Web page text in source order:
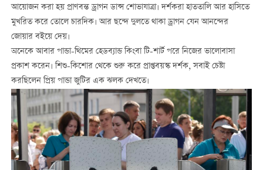
আয়োজন করা হয় প্রাণবন্ত ড্রাগন ডান্স শোভাযাত্রা। দর্শকরা হাততালি আর হাসিতে
মুখরিত করে তোলে চারদিক। আর ছন্দে দুলতে থাকা ড্রাগন যেন আনন্দের
জোয়ার বইয়ে দেয়।
অনেকে আবার পান্ডা-থিমের হেডব্যান্ড কিংবা টি-শার্ট পরে নিজের ভালোবাসা
প্রকাশ করেন। শিশু-কিশোর থেকে শুরু করে প্রাপ্তবয়স্ক দর্শক, সবাই চেষ্টা
করছিলেন প্রিয় পান্ডা জুটির এক ঝলক দেখতে।